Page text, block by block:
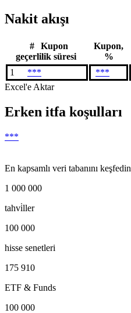
Nakit akışı
#
Kupon
geçerlilik süresi
Kupon,
%
1
*** ***
Excel'e Aktar
Erken itfa koşulları
***
En kapsamlı veri tabanını keşfedin
1 000 000
tahvi̇ller
100 000
hisse senetleri
175 910
ETF & Funds
100 000